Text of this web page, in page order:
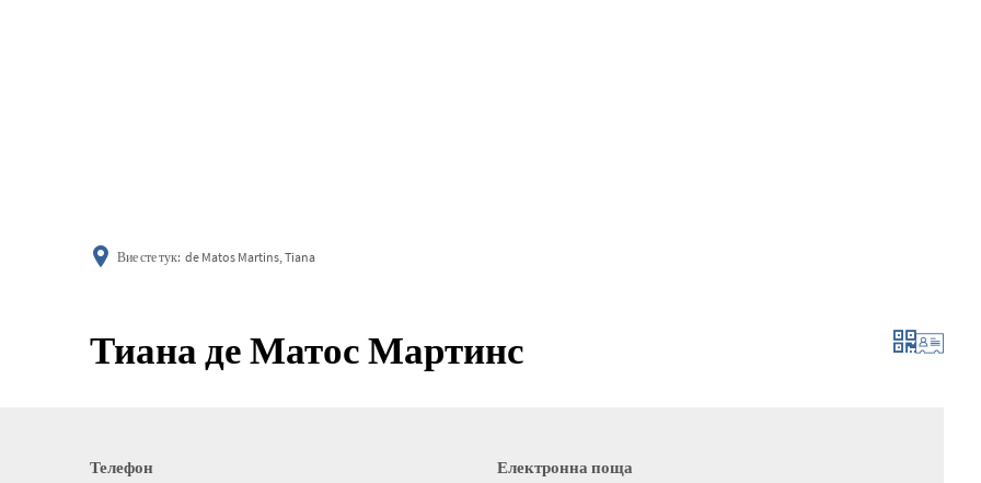
Вие сте тук: de Matos Martins, Tiana
Тиана де Матос Мартинс
Телефон Електронна поща